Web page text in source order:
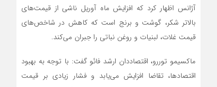
آژانس اظهار کرد که افزایش ماه آوریل ناشی از قیمت‌های
بالاتر شکر، گوشت و برنج است که کاهش در شاخص‌های
قیمت غلات، لبنیات و روغن نباتی را جبران می‌کند.
ماکسیمو توررو، اقتصاددان ارشد فائو گفت: با توجه به بهبود
اقتصادها، تقاضا افزایش می‌یابد و فشار زیادی بر قیمت